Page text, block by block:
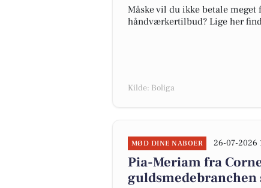
Måske vil du ikke betale
håndværkertilbud? Lige her
Kilde: Boliga
MØD DINE NABOER 26-07-2026
Pia-Meriam fra
guldsmedebranchen